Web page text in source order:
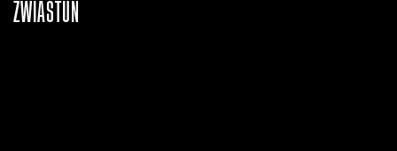
ZWIASTUN